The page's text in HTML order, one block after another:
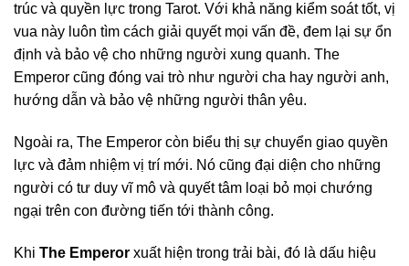
trúc và quyền lực trong Tarot. Với khả năng kiểm soát tốt, vị
vua này luôn tìm cách giải quyết mọi vấn đề, đem lại sự ổn
định và bảo vệ cho những người xung quanh. The
Emperor cũng đóng vai trò như người cha hay người anh,
hướng dẫn và bảo vệ những người thân yêu.
Ngoài ra, The Emperor còn biểu thị sự chuyển giao quyền
lực và đảm nhiệm vị trí mới. Nó cũng đại diện cho những
người có tư duy vĩ mô và quyết tâm loại bỏ mọi chướng
ngại trên con đường tiến tới thành công.
Khi The Emperor xuất hiện trong trải bài, đó là dấu hiệu